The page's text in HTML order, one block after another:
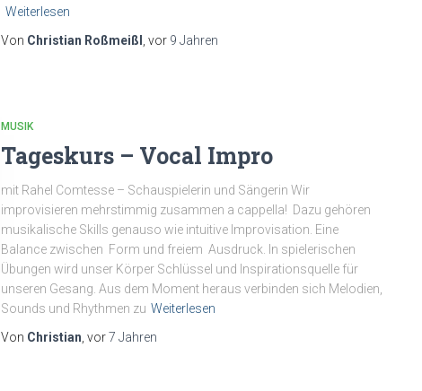
Weiterlesen
Von Christian Roßmeißl , vor 9 Jahren
MUSIK
Tageskurs – Vocal Impro
mit Rahel Comtesse – Schauspielerin und Sängerin Wir
improvisieren mehrstimmig zusammen a cappella! Dazu gehören
musikalische Skills genauso wie intuitive Improvisation. Eine
Balance zwischen Form und freiem Ausdruck. In spielerischen
Übungen wird unser Körper Schlüssel und Inspirationsquelle für
unseren Gesang. Aus dem Moment heraus verbinden sich Melodien,
Sounds und Rhythmen zu Weiterlesen
Von Christian , vor7 Jahren